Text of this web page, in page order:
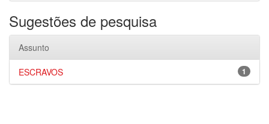
Sugestões de pesquisa
Assunto
1
ESCRAVOS